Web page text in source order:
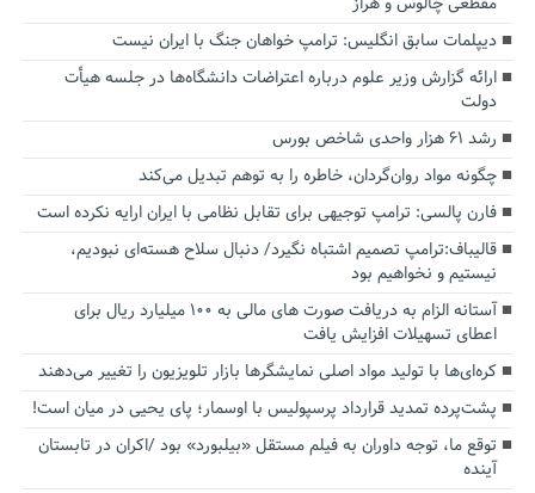
دیپلمات سابق انگلیس:‌ ترامپ خواهان جنگ با ایران نیست
ارائه گزارش وزیر علوم درباره اعتراضات دانشگاه‌ها در جلسه هیأت
دولت
رشد ۶۱ هزار واحدی شاخص بورس
چگونه مواد روان‌گردان، خاطره را به توهم تبدیل می‌کند
فارن پالسی: ترامپ توجیهی برای تقابل نظامی با ایران ارایه نکرده است
قالیباف:ترامپ تصمیم اشتباه نگیرد/ دنبال سلاح هسته‌ای نبودیم،
نیستیم و نخواهیم بود
آستانه الزام به دریافت صورت های مالی به ۱۰۰ میلیارد ریال برای
اعطای تسهیلات افزایش یافت
کره‌ای‌ها با تولید مواد اصلی نمایشگرها بازار تلویزیون را تغییر می‌دهند
پشت‌پرده تمدید قرارداد پرسپولیس با اوسمار؛ پای یحیی در میان است!
توقع ما، توجه داوران به فیلم مستقل «بیلبورد» بود /اکران در تابستان
آینده